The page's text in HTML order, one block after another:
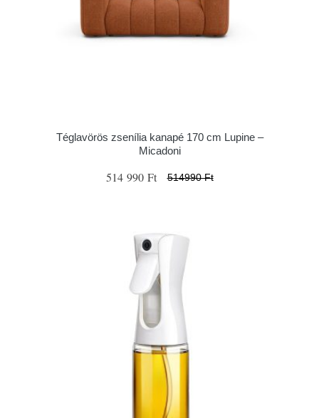
Téglavörös zsenília kanapé 170 cm Lupine –
Micadoni
514 990 Ft 514990 Ft